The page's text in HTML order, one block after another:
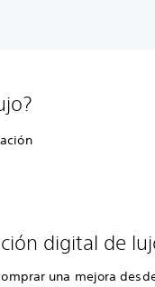
digital de
una mejora